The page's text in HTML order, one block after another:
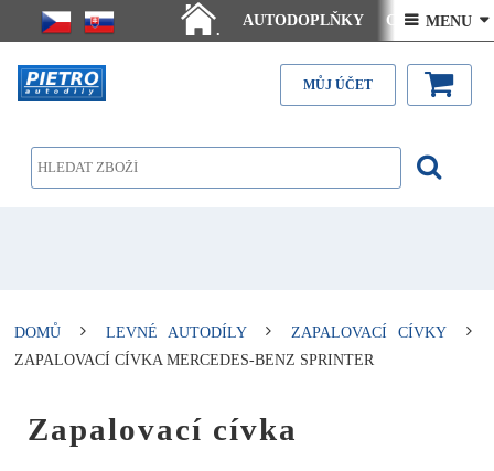
.
AUTODOPLŇKY Ceny doručení
Články - návody Kontakt
 MENU 
MŮJ ÚČET
DOMŮ LEVNÉ AUTODÍLY
ZAPALOVACÍ CÍVKY
ZAPALOVACÍ CÍVKA MERCEDES-BENZ SPRINTER
Zapalovací cívka